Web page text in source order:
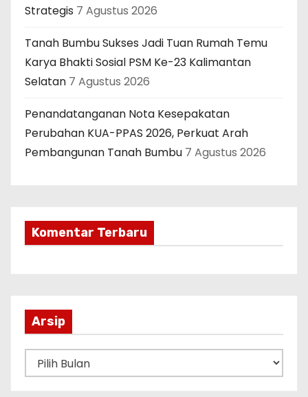
Strategis 7 Agustus 2026
Tanah Bumbu Sukses Jadi Tuan Rumah Temu
Karya Bhakti Sosial PSM Ke-23 Kalimantan
Selatan 7 Agustus 2026
Penandatanganan Nota Kesepakatan
Perubahan KUA-PPAS 2026, Perkuat Arah
Pembangunan Tanah Bumbu 7 Agustus 2026
Komentar Terbaru
Arsip
r